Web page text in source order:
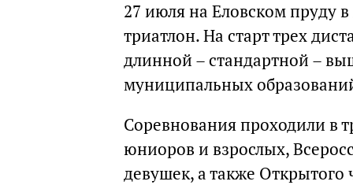
27 июля на Еловском пруду
триатлон. На старт трех
длинной – стандартной –
муниципальных
Соревнования проходили в
юниоров и взрослых,
девушек, а также Открытого